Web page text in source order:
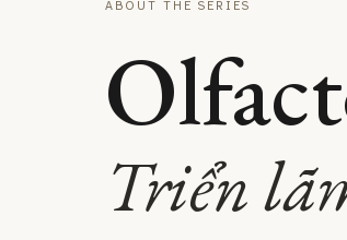
ABOUT THE SERIES
Triển